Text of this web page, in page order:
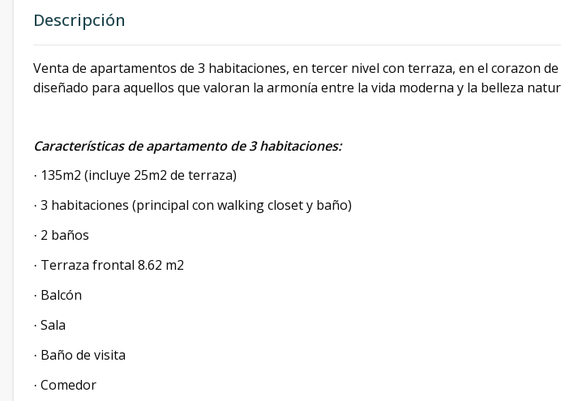
Descripción
Venta de apartamentos de 3 habitaciones, en tercer nivel con terraza, en el corazon
diseñado para aquellos que valoran la armonía entre la vida moderna y la belleza
Características de apartamento de 3 habitaciones:
· 135m2 (incluye 25m2 de terraza)
· 3 habitaciones (principal con walking closet y baño)
· 2 baños
· Terraza frontal 8.62 m2
· Balcón
· Sala
· Baño de visita
· Comedor